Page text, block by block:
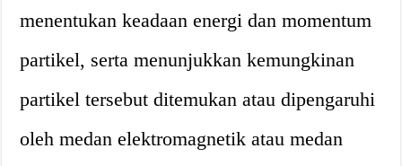
menentukan keadaan energi dan momentum
partikel, serta menunjukkan kemungkinan
partikel tersebut ditemukan atau dipengaruhi
oleh medan elektromagnetik atau medan